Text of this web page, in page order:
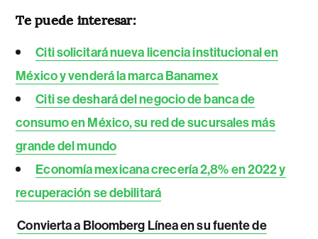
Te puede interesar:
Citi solicitará nueva licencia institucional en
México y venderá la marca Banamex
Citi se deshará del negocio de banca de
consumo en México, su red de sucursales más
grande del mundo
Economía mexicana crecería 2,8% en 2022 y
recuperación se debilitará
Convierta a Bloomberg Línea en su fuente de